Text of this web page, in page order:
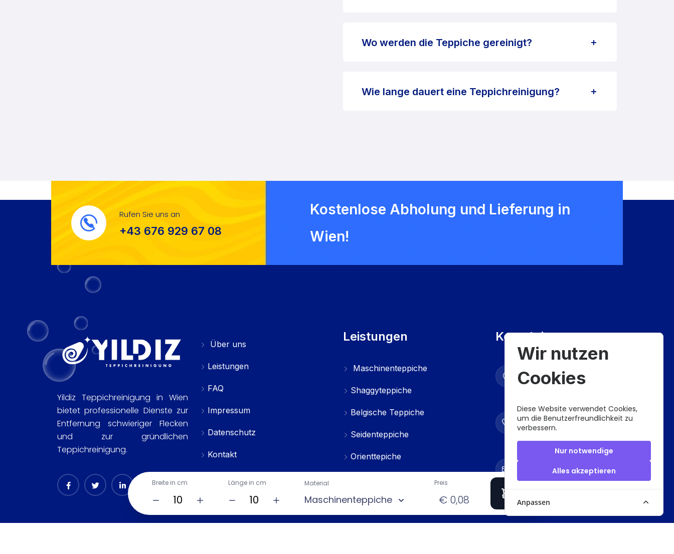
Wo werden die Teppiche gereinigt?
Wie lange dauert eine Teppichreinigung?
Rufen Sie uns an
+43 676 929 67 08
Kostenlose Abholung und Lieferung in
Wien!
Yildiz Teppichreinigung in Wien
bietet professionelle Dienste zur
Entfernung schwieriger Flecken
und zur gründlichen
Teppichreinigung.
Über uns
Leistungen
FAQ
Impressum
Datenschutz
Kontakt
Leistungen
Maschinenteppiche
Shaggyteppiche
Belgische Teppiche
Seidenteppiche
Orienttepiche
Kontaktiere uns
Wagner-Schönkirch-
Telefon
+43 676 929 67 08
+43 660 839 30 05
office@yildizteppichreinigung.at
Breite in cm Länge in cm Material
Maschinenteppiche
Preis
€ 0,08
Wir nutzen
Cookies
Diese Website verwendet Cookies,
um die Benutzerfreundlichkeit zu
verbessern.
Nur notwendige
Alles akzeptieren
Anpassen